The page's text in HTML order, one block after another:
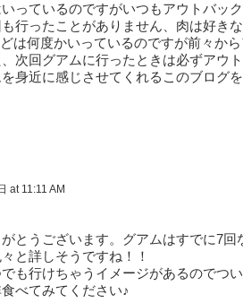
っているのですがいつもアウトバッ
行ったことがありません、肉は好き
は何度かいっているのですが前々か
次回グアムに行ったときは必ずアウ
身近に感じさせてくれるこのブログ
at 11:11 AM
とうございます。グアムはすでに7回
と詳しそうですね！！
も行けちゃうイメージがあるのでつ
べてみてください♪